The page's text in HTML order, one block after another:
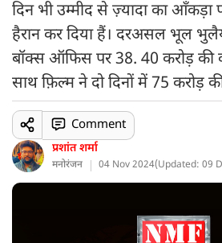
दिन भी उम्मीद से ज़्यादा का आँकड़ा
हैरान कर दिया हैं। दरअसल भूल
बॉक्स ऑफिस पर 38. 40 करोड़ की
साथ फ़िल्म ने दो दिनों में 75 करोड़
प्रशांत शर्मा
मनोरंजन 04 Nov 2024(Updated: 09
Comment